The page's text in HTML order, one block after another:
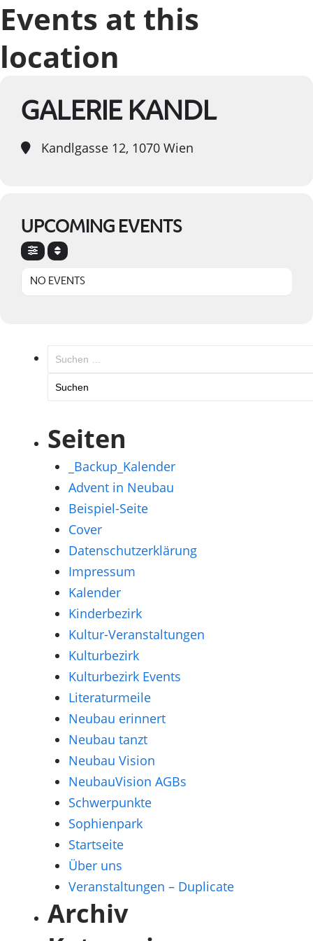
Events at this
location
GALERIE KANDL
Kandlgasse 12, 1070 Wien
UPCOMING EVENTS
NO EVENTS
Suchen
Seiten
_Backup_Kalender
Advent in Neubau
Beispiel-Seite
Cover
Datenschutzerklärung
Impressum
Kalender
Kinderbezirk
Kultur-Veranstaltungen
Kulturbezirk
Kulturbezirk Events
Literaturmeile
Neubau erinnert
Neubau tanzt
Neubau Vision
NeubauVision AGBs
Schwerpunkte
Sophienpark
Startseite
Über uns
Veranstaltungen – Duplicate
Archiv